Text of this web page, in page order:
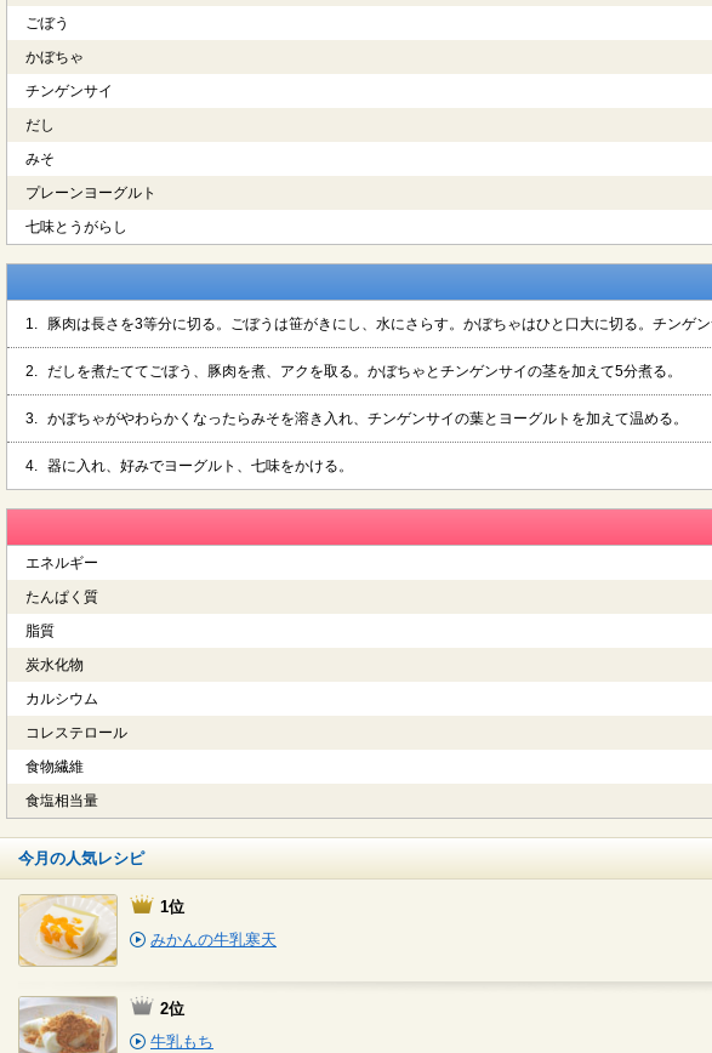
ごぼう
かぼちゃ
チンゲンサイ
だし
みそ
プレーンヨーグルト
七味とうがらし
1. 豚肉は長さを3等分に切る。ごぼうは笹がきにし、水にさらす。かぼちゃはひと口大に切る。チンゲ
2. だしを煮たててごぼう、豚肉を煮、アクを取る。かぼちゃとチンゲンサイの茎を加えて5分煮る。
3. かぼちゃがやわらかくなったらみそを溶き入れ、チンゲンサイの葉とヨーグルトを加えて温める。
4. 器に入れ、好みでヨーグルト、七味をかける。
エネルギー
たんぱく質
脂質
炭水化物
カルシウム
コレステロール
食物繊維
食塩相当量
今月の人気レシピ
1位
みかんの牛乳寒天
2位
牛乳もち